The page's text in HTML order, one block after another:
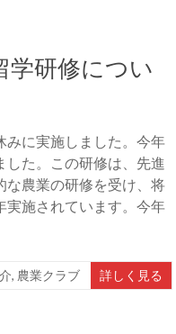
研修につい
みに実施しました。今年
した。この研修は、先進
な農業の研修を受け、将
実施されています。今年
, 農業クラブ 詳しく見る